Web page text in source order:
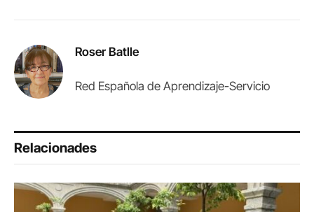
Roser Batlle
Red Española de Aprendizaje-Servicio
Relacionades